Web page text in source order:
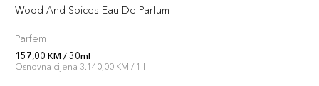
Wood And Spices Eau De Parfum
Parfem
157,00 KM / 30ml
Osnovna cijena 3.140,00 KM / 1 l